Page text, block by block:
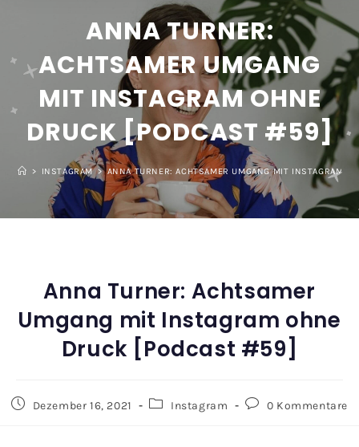
ANNA TURNER:
ACHTSAMER UMGANG
MIT INSTAGRAM OHNE
DRUCK [PODCAST #59]
> INSTAGRAM > ANNA TURNER: ACHTSAMER UMGANG MIT INSTAGRAM
Anna Turner: Achtsamer
Umgang mit Instagram ohne
Druck [Podcast #59]
Dezember 16, 2021 Instagram 0 Kommentare